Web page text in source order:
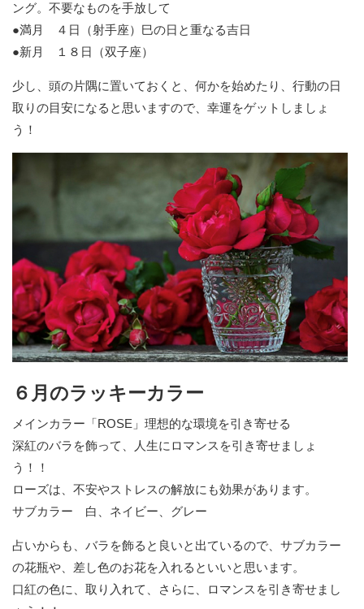
ング。不要なものを手放して
●満月 ４日（射手座）巳の日と重なる吉日
●新月 １８日（双子座）
少し、頭の片隅に置いておくと、何かを始めたり、行動の日
取りの目安になると思いますので、幸運をゲットしましょ
う！
６月のラッキーカラー
メインカラー「ROSE」理想的な環境を引き寄せる
深紅のバラを飾って、人生にロマンスを引き寄せましょ
う！！
ローズは、不安やストレスの解放にも効果があります。
サブカラー 白、ネイビー、グレー
占いからも、バラを飾ると良いと出ているので、サブカラー
の花瓶や、差し色のお花を入れるといいと思います。
口紅の色に、取り入れて、さらに、ロマンスを引き寄せまし